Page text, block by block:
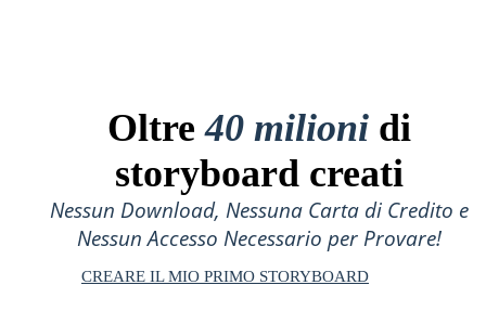
Oltre40 milioni di
storyboard creati
Nessun Download, Nessuna Carta di Credito e
Nessun Accesso Necessario per Provare!
CREARE IL MIO PRIMO STORYBOARD